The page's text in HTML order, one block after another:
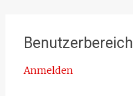
Benutzerbereich
Anmelden